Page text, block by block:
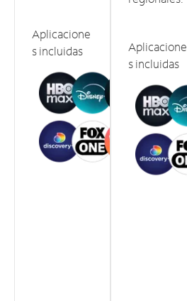
Aplicacione
s incluidas
Aplicacione
s incluidas